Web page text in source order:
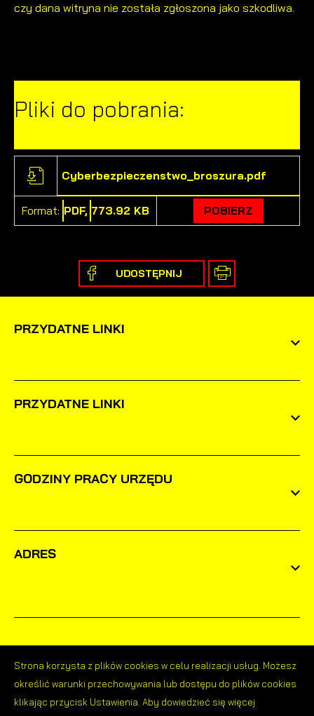
czy dana witryna nie została zgłoszona jako szkodliwa.
Pliki do pobrania:
Cyberbezpieczenstwo_broszura.pdf
Format: PDF, 773.92 KB POBIERZ
UDOSTĘPNIJ
PRZYDATNE LINKI
PRZYDATNE LINKI
GODZINY PRACY URZĘDU
ADRES
Odwiedzin: 1643028
Strona korzysta z plików cookies w celu realizacji usług. Możesz
określić warunki przechowywania lub dostępu do plików cookies
klikając przycisk Ustawienia. Aby dowiedzieć się więcej